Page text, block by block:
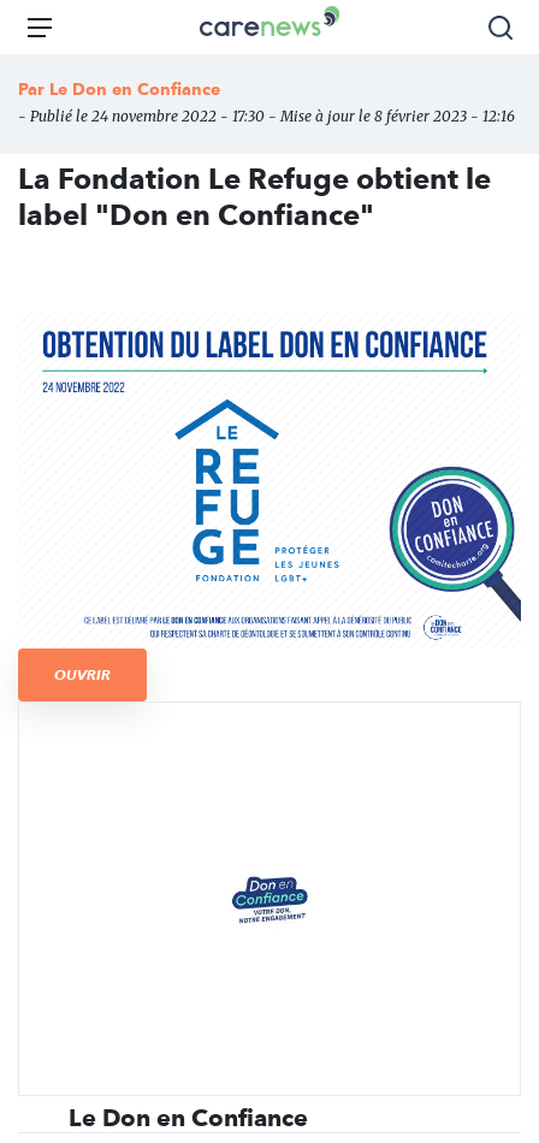
Aller
principal
Carenews,
des
de
l'engagement
Menu
Par Le Don en Confiance
- Publié le 24 novembre 2022 - 17:30 - Mise à jour le 8 février 2023 - 12:16
La Fondation Le Refuge obtient le
label "Don en Confiance"
OUVRIR
Le Don en Confiance